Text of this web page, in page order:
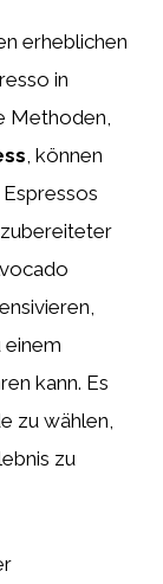
erheblichen
in
Methoden,
, können
einem
kann. Es
zu wählen,
zu